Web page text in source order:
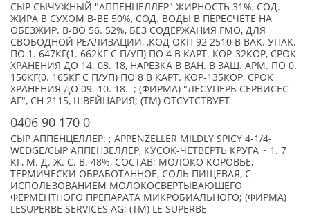
СЫР СЫЧУЖНЫЙ "АППЕНЦЕЛЛЕР" ЖИРНОСТЬ 31%, СОД.
ЖИРА В СУХОМ В-ВЕ 50%, СОД. ВОДЫ В ПЕРЕСЧЕТЕ НА
ОБЕЗЖИР. В-ВО 56. 52%, БЕЗ СОДЕРЖАНИЯ ГМО, ДЛЯ
СВОБОДНОЙ РЕАЛИЗАЦИИ, ,КОД ОКП 92 2510 В ВАК. УПАК.
ПО 1. 647КГ(1. 662КГ С П/УП) ПО 4 В КАРТ. КОР-32КОР, СРОК
ХРАНЕНИЯ ДО 14. 08. 18, НАРЕЗКА В ВАН. В ЗАЩ. АРМ. ПО 0.
150КГ(0. 165КГ С П/УП) ПО 8 В КАРТ. КОР-135КОР, СРОК
ХРАНЕНИЯ ДО 09. 10. 18. ; (ФИРМА) "ЛЕСУПЕРБ СЕРВИСЕС
АГ", CH 2115, ШВЕЙЦАРИЯ; (TM) ОТСУТСТВУЕТ
0406 90 170 0
СЫР АППЕНЦЕЛЛЕР: ; APPENZELLER MILDLY SPICY 4-1/4-
WEDGE/СЫР АППЕНЗЕЛЛЕР, КУСОК-ЧЕТВЕРТЬ КРУГА ~ 1. 7
КГ, М. Д. Ж. С. В. 48%, СОСТАВ; МОЛОКО КОРОВЬЕ,
ТЕРМИЧЕСКИ ОБРАБОТАННОЕ, СОЛЬ ПИЩЕВАЯ, С
ИСПОЛЬЗОВАНИЕМ МОЛОКОСВЁРТЫВАЮЩЕГО
ФЕРМЕНТНОГО ПРЕПАРАТА МИКРОБИАЛЬНОГО; (ФИРМА)
LESUPERBE SERVICES AG; (TM) LE SUPERBE